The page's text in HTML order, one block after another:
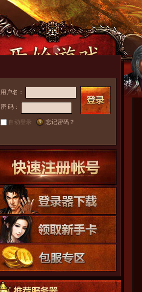
用户名：
密 码：
自动登录 忘记密码？